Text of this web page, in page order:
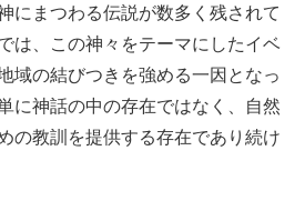
にまつわる伝説が数多く残されて
は、この神々をテーマにしたイベ
域の結びつきを強める一因となっ
に神話の中の存在ではなく、自然
の教訓を提供する存在であり続け